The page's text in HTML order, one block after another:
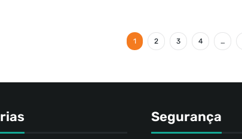
1 2 3 4 …
Segurança